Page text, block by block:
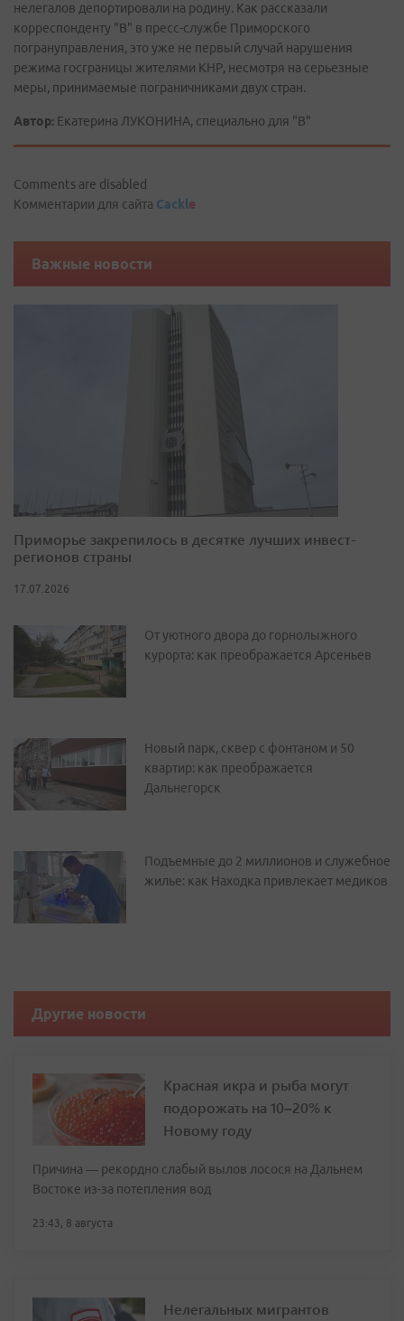
нелегалов депортировали на родину. Как рассказали
корреспонденту "В" в пресс-службе Приморского
погрануправления, это уже не первый случай нарушения
режима госграницы жителями КНР, несмотря на серьезные
меры, принимаемые пограничниками двух стран.
Автор: Екатерина ЛУКОНИНА, специально для "В"
Comments are disabled
Комментарии для сайта Cackle
Важные новости
Приморье закрепилось в десятке лучших инвест-
регионов страны
17.07.2026
От уютного двора до горнолыжного
курорта: как преображается Арсеньев
Новый парк, сквер с фонтаном и 50
квартир: как преображается
Дальнегорск
Подъемные до 2 миллионов и служебное
жилье: как Находка привлекает медиков
Другие новости
Красная икра и рыба могут
подорожать на 10–20% к
Новому году
Причина — рекордно слабый вылов лосося на Дальнем
Востоке из-за потепления вод
23:43, 8 августа
Нелегальных мигрантов